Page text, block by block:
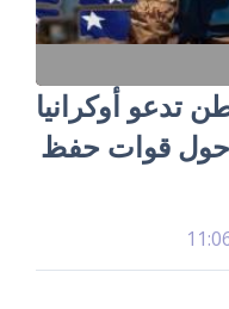
تدعو أوكرانيا
حول قوات حفظ